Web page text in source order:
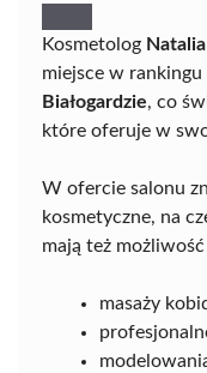
Kosmetolog
miejsce w
Białogardzie, co
które oferuje w
W ofercie salonu
kosmetyczne, na
mają też
masaży